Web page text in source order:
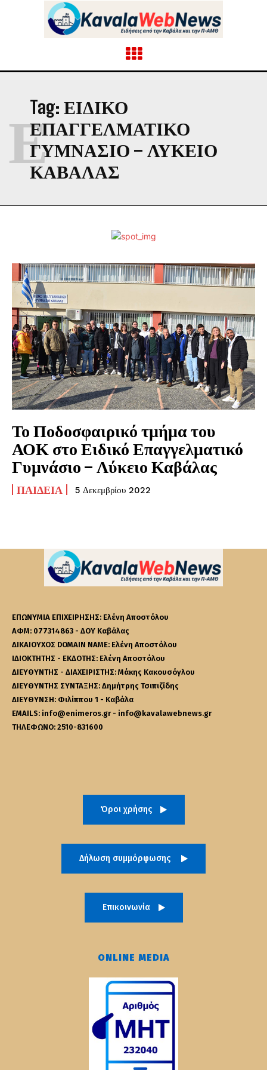
Tag: ΕΙΔΙΚΌ
ΕΠΑΓΓΕΛΜΑΤΙΚΌ
ΓΥΜΝΆΣΙΟ – ΛΎΚΕΙΟ
ΚΑΒΆΛΑΣ
Ε
Το Ποδοσφαιρικό τμήμα του
ΑΟΚ στο Ειδικό Επαγγελματικό
Γυμνάσιο – Λύκειο Καβάλας
ΠΑΙΔΕΊΑ 5 Δεκεμβρίου 2022
ΕΠΩΝΥΜΙΑ ΕΠΙΧΕΙΡΗΣΗΣ: Ελένη Αποστόλου
ΑΦΜ: 077314863 - ΔΟΥ Καβάλας
ΔΙΚΑΙΟΥΧΟΣ DOMAIN NAME: Ελένη Αποστόλου
ΙΔΙΟΚΤΗΤΗΣ - ΕΚΔΟΤΗΣ: Ελένη Αποστόλου
ΔΙΕΥΘΥΝΤΗΣ - ΔΙΑΧΕΙΡΙΣΤΗΣ: Μάκης Κακουσόγλου
ΔΙΕΥΘΥΝΤΗΣ ΣΥΝΤΑΞΗΣ: Δημήτρης Τσιπιζίδης
ΔΙΕΥΘΥΝΣΗ: Φιλίππου 1 - Καβάλα
EMAILS: info@enimeros.gr - info@kavalawebnews.gr
ΤΗΛΕΦΩΝΟ: 2510-831600
Όροι χρήσης
Δήλωση συμμόρφωσης
Επικοινωνία
ONLINE MEDIA